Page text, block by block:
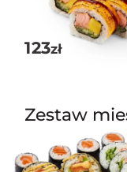
123zł
Zestaw